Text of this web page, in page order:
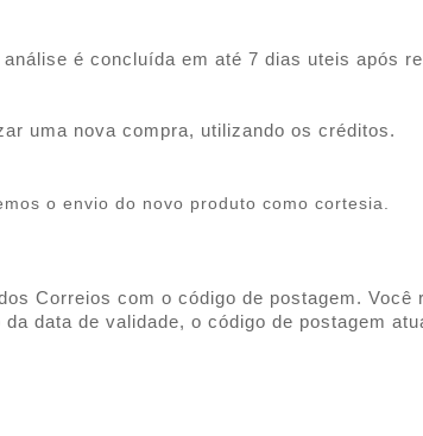
é concluída em até 7 dias uteis após
uma nova compra, utilizando os créditos.
o envio do novo produto como cortesia.
Correios com o código de postagem. Você
data de validade, o código de postagem